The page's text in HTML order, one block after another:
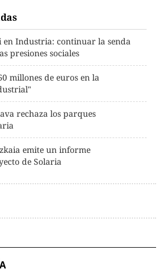
en Industria: continuar la senda
presiones sociales
millones de euros en la
rechaza los parques
emite un informe
de Solaria